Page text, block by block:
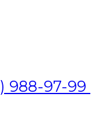
988-97-99